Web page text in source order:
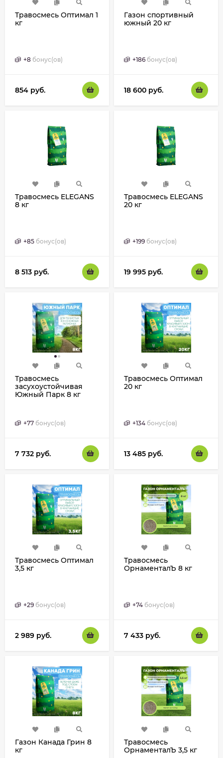
Травосмесь Оптимал 1
кг
+8 бонус(ов)
854 руб.
Газон спортивный
южный 20 кг
+186 бонус(ов)
18 600 руб.
Травосмесь ELEGANS
8 кг
+85 бонус(ов)
8 513 руб.
Травосмесь ELEGANS
20 кг
+199 бонус(ов)
19 995 руб.
Травосмесь
засухоустойчивая
Южный Парк 8 кг
+77 бонус(ов)
7 732 руб.
Травосмесь Оптимал
20 кг
+134 бонус(ов)
13 485 руб.
Травосмесь Оптимал
3,5 кг
+29 бонус(ов)
2 989 руб.
Травосмесь
ОрнаменталЪ 8 кг
+74 бонус(ов)
7 433 руб.
Газон Канада Грин 8
кг
Травосмесь
ОрнаменталЪ 3,5 кг